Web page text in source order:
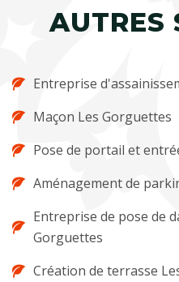
AUTRES
Entreprise
Maçon Les Gorguettes
Pose de portail et
Aménagement de
Entreprise de pose de
Gorguettes
Création de terrasse